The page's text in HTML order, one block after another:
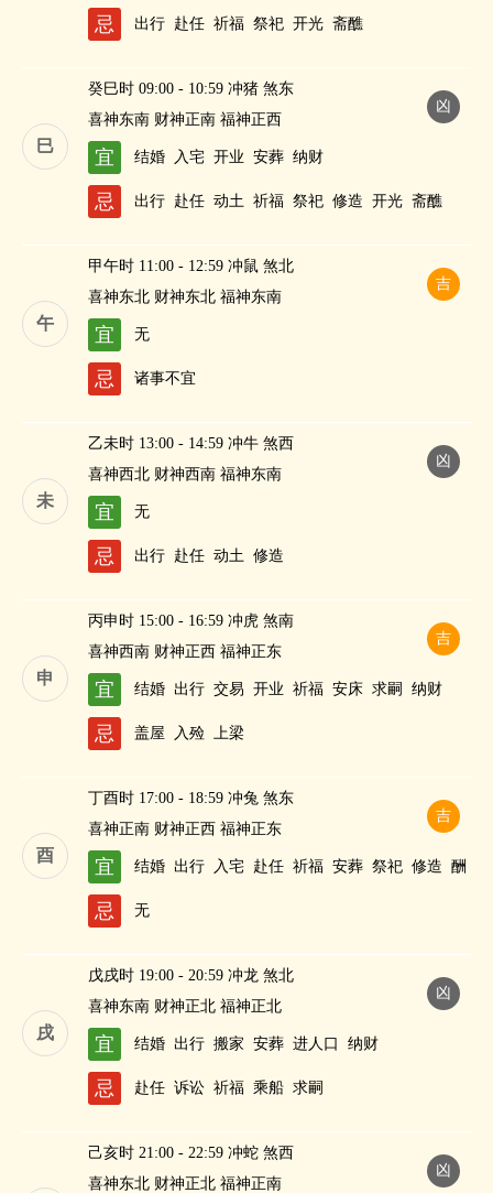
忌 出行 赴任 祈福 祭祀 开光 斋醮
巳
凶
癸巳时 09:00 - 10:59 冲猪 煞东
喜神东南 财神正南 福神正西
宜 结婚 入宅 开业 安葬 纳财
忌 出行 赴任 动土 祈福 祭祀 修造 开光 斋醮
午
吉
甲午时 11:00 - 12:59 冲鼠 煞北
喜神东北 财神东北 福神东南
宜 无
忌 诸事不宜
未
凶
乙未时 13:00 - 14:59 冲牛 煞西
喜神西北 财神西南 福神东南
宜 无
忌 出行 赴任 动土 修造
申
吉
丙申时 15:00 - 16:59 冲虎 煞南
喜神西南 财神正西 福神正东
宜 结婚 出行 交易 开业 祈福 安床 求嗣 纳财
忌 盖屋 入殓 上梁
酉
吉
丁酉时 17:00 - 18:59 冲兔 煞东
喜神正南 财神正西 福神正东
宜 结婚 出行 入宅 赴任 祈福 安葬 祭祀 修造 酬
忌 无
戌
凶
戊戌时 19:00 - 20:59 冲龙 煞北
喜神东南 财神正北 福神正北
宜 结婚 出行 搬家 安葬 进人口 纳财
忌 赴任 诉讼 祈福 乘船 求嗣
凶
己亥时 21:00 - 22:59 冲蛇 煞西
喜神东北 财神正北 福神正南